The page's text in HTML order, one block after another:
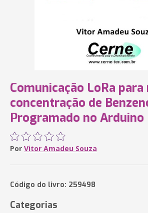
Comunicação LoRa
concentração de
Programado no Arduino
Por Vitor Amadeu Souza
Código do livro: 259498
Categorias